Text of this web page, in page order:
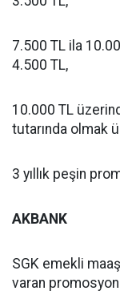
7.500 TL ila
4.500 TL,
10.000 TL
tutarında olmak
3 yıllık peşin
AKBANK
SGK emekli
varan promosyon